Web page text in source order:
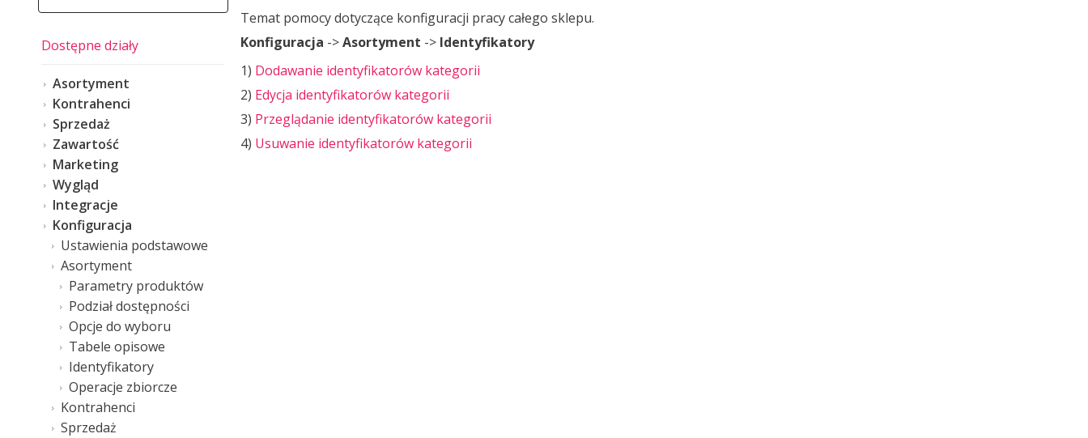
Dostępne działy
Asortyment
Kontrahenci
Sprzedaż
Zawartość
Marketing
Wygląd
Integracje
Konfiguracja
Ustawienia podstawowe
Asortyment
Parametry produktów
Podział dostępności
Opcje do wyboru
Tabele opisowe
Identyfikatory
Operacje zbiorcze
Kontrahenci
Sprzedaż
Temat pomocy dotyczące konfiguracji pracy całego sklepu.
Konfiguracja ->Asortyment -> Identyfikatory
1) Dodawanie identyfikatorów kategorii
2) Edycja identyfikatorów kategorii
3) Przeglądanie identyfikatorów kategorii
4) Usuwanie identyfikatorów kategorii